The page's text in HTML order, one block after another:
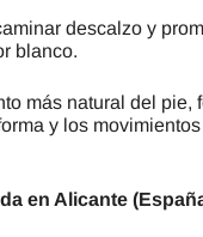
descalzo y
blanco.
más natural del
y los
en Alicante